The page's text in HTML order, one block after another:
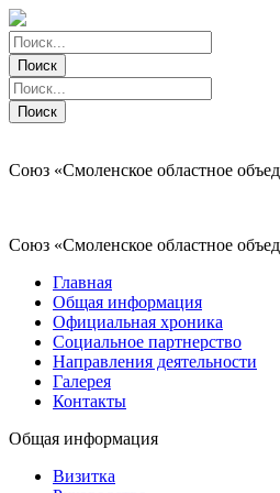
Поиск
Поиск
Поиск
Поиск
Союз «Смоленское областное
Союз «Смоленское областное
Главная
Общая информация
Официальная хроника
Социальное партнерство
Направления деятельности
Галерея
Контакты
Общая информация
Визитка